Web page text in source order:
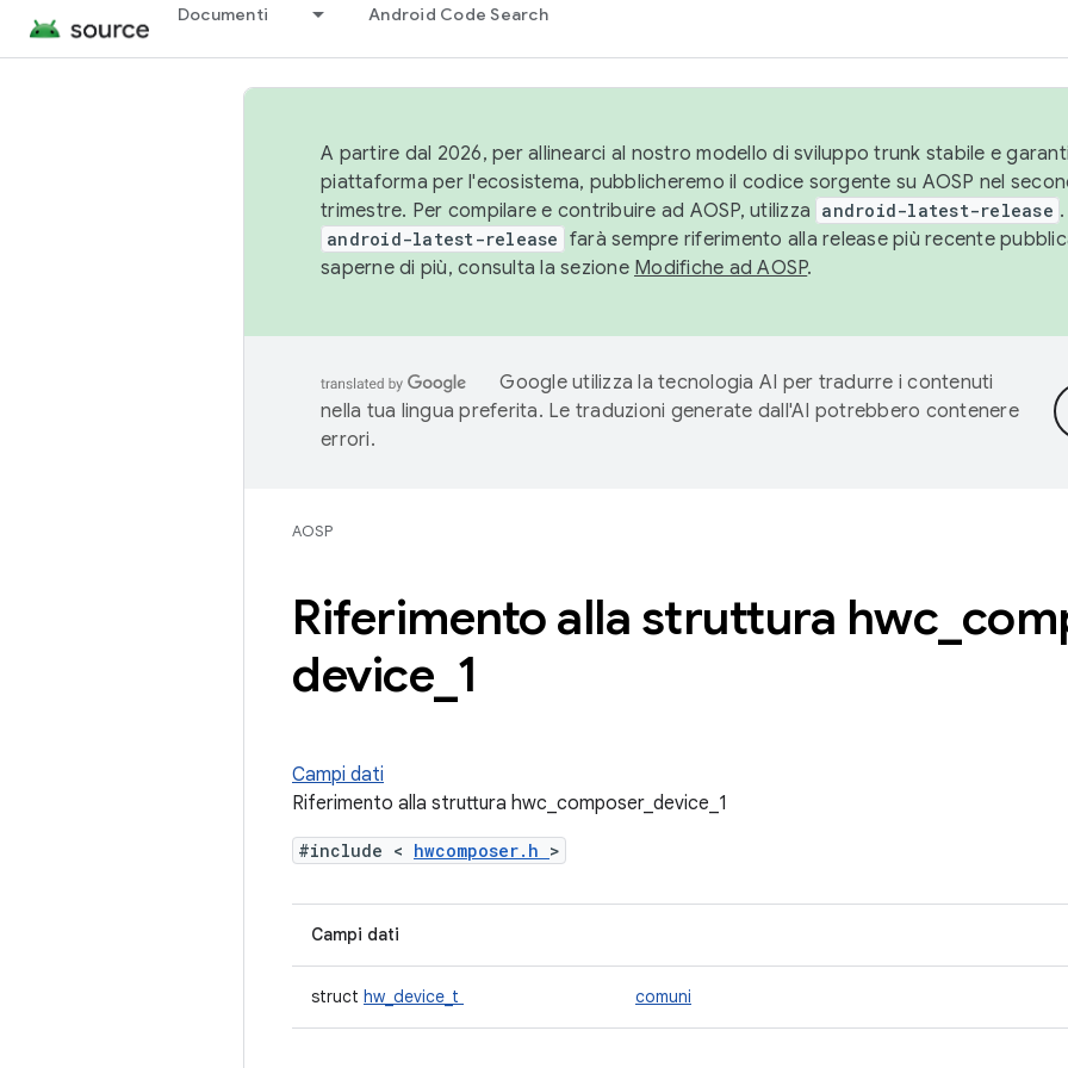
Documenti Android Code Search
A partire dal 2026, per allinearci al nostro modello di sviluppo trunk stabile e
piattaforma per l'ecosistema, pubblicheremo il codice sorgente su AOSP nel
trimestre. Per compilare e contribuire ad AOSP, utilizza android-latest-release
android-latest-release farà sempre riferimento alla release più recente
saperne di più, consulta la sezione Modifiche ad AOSP.
Google utilizza la tecnologia AI per tradurre i contenuti
nella tua lingua preferita. Le traduzioni generate dall'AI potrebbero contenere
errori.
AOSP
Riferimento alla struttura hwc
device 1
Campi dati
Riferimento alla struttura hwc_composer_device_1
#include < hwcomposer.h >
Campi dati
struct hw_device_t comuni